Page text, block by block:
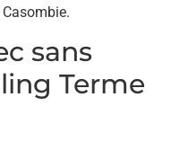
sans
Terme